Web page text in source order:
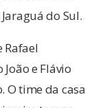
do Sul.
Rafael
e Flávio
O time da casa